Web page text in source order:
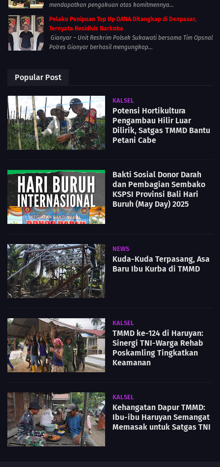
mendapatkan pengakuan atas komitmennya...
Pelaku Penipuan Top Up DANA Ditangkap di Denpasar,
Ternyata Residivis Narkoba
Gianyar – Unit Reskrim Polsek Sukawati bersama Tim Opsnal
Polres Gianyar berhasil mengungkap...
Popular Post
KALSEL
Potensi Hortikultura
Pengambau Hilir Luar
Dilirik, Satgas TMMD Bantu
Petani Cabe
Bakti Sosial Donor Darah
dan Pembagian Sembako
KSPSI Provinsi Bali Hari
Buruh (May Day) 2025
NEWS
Kuda-Kuda Terpasang, Asa
Baru Ibu Kurba di TMMD
KALSEL
TMMD ke-124 di Haruyan:
Sinergi TNI-Warga Rehab
Poskamling Tingkatkan
Keamanan
KALSEL
Kehangatan Dapur TMMD:
Ibu-ibu Haruyan Semangat
Memasak untuk Satgas TNI